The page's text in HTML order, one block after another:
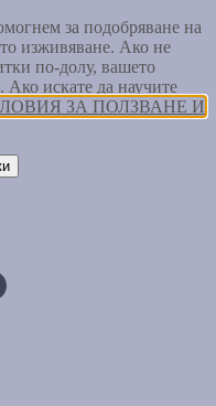
за подобряване на
изживяване. Ако не
по-долу, вашето
Ако искате да научите
ЗА ПОЛЗВАНЕ И